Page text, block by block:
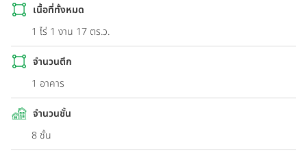
เนื้อที่ทั้งหมด
1 ไร่ 1 งาน 17 ตร.ว.
จำนวนตึก
1 อาคาร
จำนวนชั้น
8 ชั้น